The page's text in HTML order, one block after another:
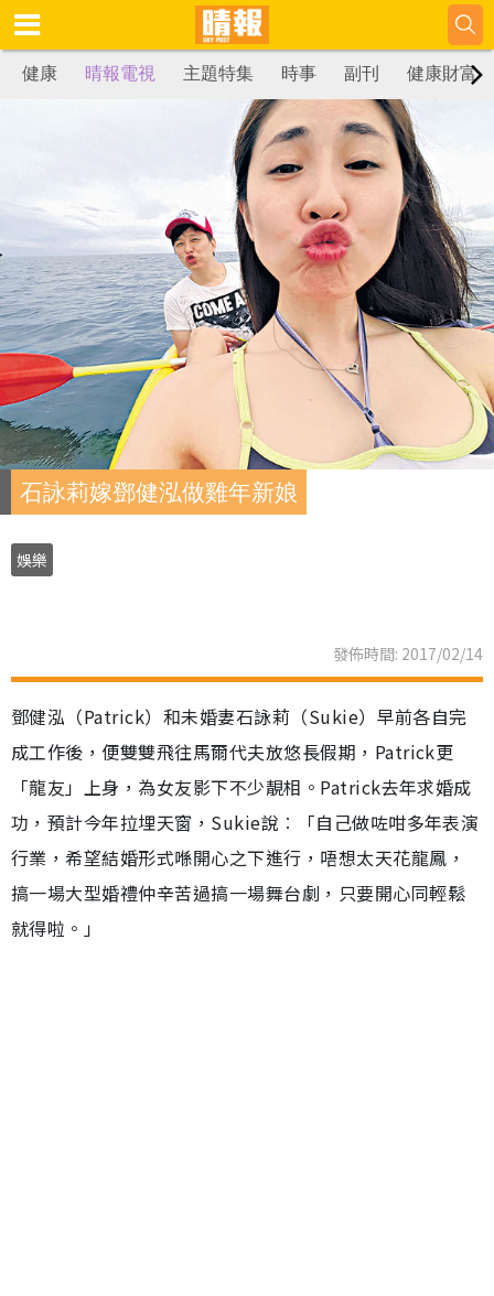
健康 晴報電視 主題特集 時事 副刊 健康財富
石詠莉嫁鄧健泓做雞年新娘
娛樂
發佈時間: 2017/02/14
鄧健泓（Patrick）和未婚妻石詠莉（Sukie）早前各自完
成工作後，便雙雙飛往馬爾代夫放悠長假期，Patrick更
「龍友」上身，為女友影下不少靚相。Patrick去年求婚成
功，預計今年拉埋天窗，Sukie說︰「自己做咗咁多年表演
行業，希望結婚形式喺開心之下進行，唔想太天花龍鳳，
搞一場大型婚禮仲辛苦過搞一場舞台劇，只要開心同輕鬆
就得啦。」